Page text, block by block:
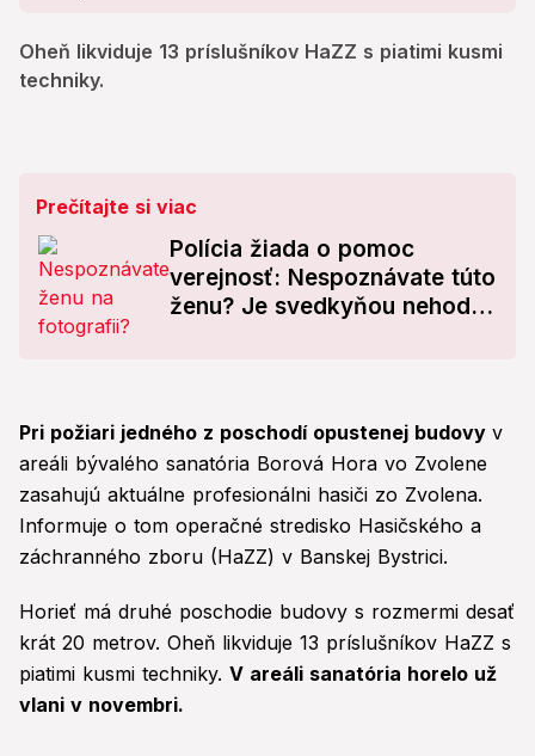
Oheň likviduje 13 príslušníkov HaZZ s piatimi kusmi
techniky.
Prečítajte si viac
Polícia žiada o pomoc
verejnosť: Nespoznávate túto
ženu? Je svedkyňou nehody
Pri požiari jedného z poschodí opustenej budovy v
areáli bývalého sanatória Borová Hora vo Zvolene
zasahujú aktuálne profesionálni hasiči zo Zvolena.
Informuje o tom operačné stredisko Hasičského a
záchranného zboru (HaZZ) v Banskej Bystrici.
Horieť má druhé poschodie budovy s rozmermi desať
krát 20 metrov. Oheň likviduje 13 príslušníkov HaZZ s
piatimi kusmi techniky. V areáli sanatória horelo už
vlani v novembri.